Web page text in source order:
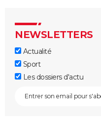
NEWSLETTERS
Actualité
Sport
Les dossiers d'actu